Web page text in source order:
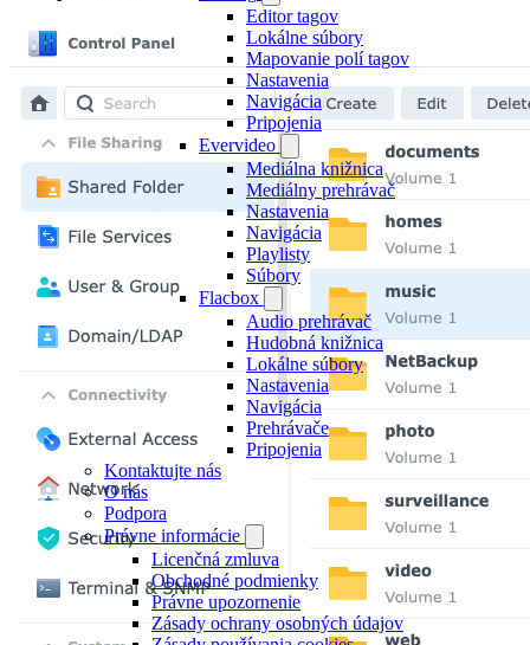
Editor tagov
Lokálne súbory
Mapovanie polí tagov
Nastavenia
Navigácia
Pripojenia
Evervideo
Mediálna knižnica
Mediálny prehrávač
Nastavenia
Navigácia
Playlisty
Súbory
Flacbox
Audio prehrávač
Hudobná knižnica
Lokálne súbory
Nastavenia
Navigácia
Prehrávače
Pripojenia
Kontaktujte nás
O nás
Podpora
Právne informácie
Licenčná zmluva
Obchodné podmienky
Právne upozornenie
Zásady ochrany osobných údajov